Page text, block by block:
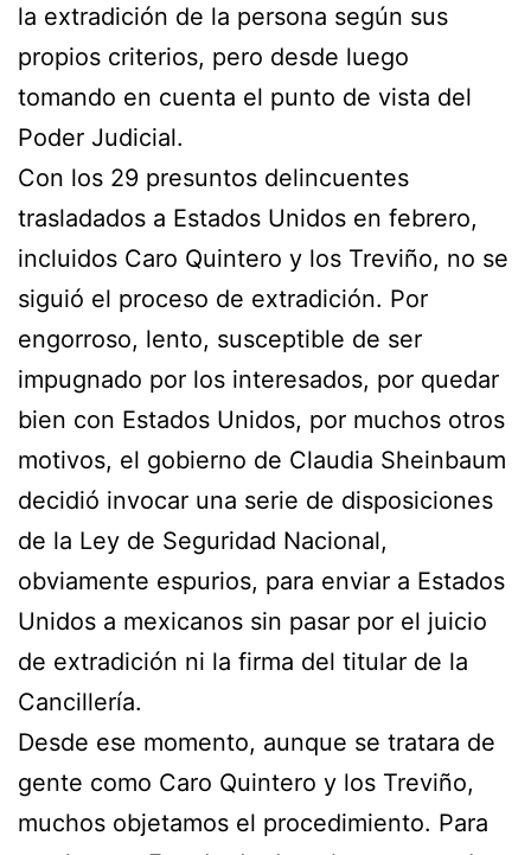
la extradición de la persona según sus
propios criterios, pero desde luego
tomando en cuenta el punto de vista del
Poder Judicial.
Con los 29 presuntos delincuentes
trasladados a Estados Unidos en febrero,
incluidos Caro Quintero y los Treviño, no se
siguió el proceso de extradición. Por
engorroso, lento, susceptible de ser
impugnado por los interesados, por quedar
bien con Estados Unidos, por muchos otros
motivos, el gobierno de Claudia Sheinbaum
decidió invocar una serie de disposiciones
de la Ley de Seguridad Nacional,
obviamente espurios, para enviar a Estados
Unidos a mexicanos sin pasar por el juicio
de extradición ni la firma del titular de la
Cancillería.
Desde ese momento, aunque se tratara de
gente como Caro Quintero y los Treviño,
muchos objetamos el procedimiento. Para